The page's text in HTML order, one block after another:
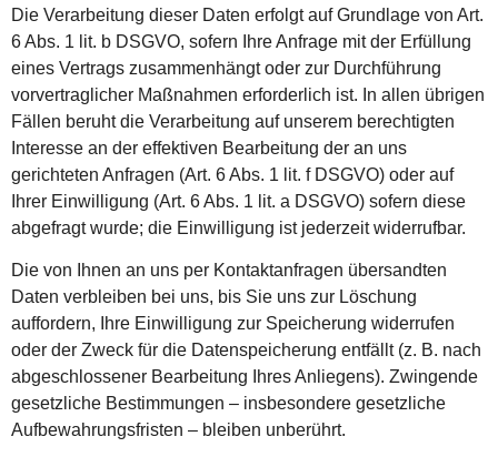
Die Verarbeitung dieser Daten erfolgt auf Grundlage von Art.
6 Abs. 1 lit. b DSGVO, sofern Ihre Anfrage mit der Erfüllung
eines Vertrags zusammenhängt oder zur Durchführung
vorvertraglicher Maßnahmen erforderlich ist. In allen übrigen
Fällen beruht die Verarbeitung auf unserem berechtigten
Interesse an der effektiven Bearbeitung der an uns
gerichteten Anfragen (Art. 6 Abs. 1 lit. f DSGVO) oder auf
Ihrer Einwilligung (Art. 6 Abs. 1 lit. a DSGVO) sofern diese
abgefragt wurde; die Einwilligung ist jederzeit widerrufbar.
Die von Ihnen an uns per Kontaktanfragen übersandten
Daten verbleiben bei uns, bis Sie uns zur Löschung
auffordern, Ihre Einwilligung zur Speicherung widerrufen
oder der Zweck für die Datenspeicherung entfällt (z. B. nach
abgeschlossener Bearbeitung Ihres Anliegens). Zwingende
gesetzliche Bestimmungen – insbesondere gesetzliche
Aufbewahrungsfristen – bleiben unberührt.